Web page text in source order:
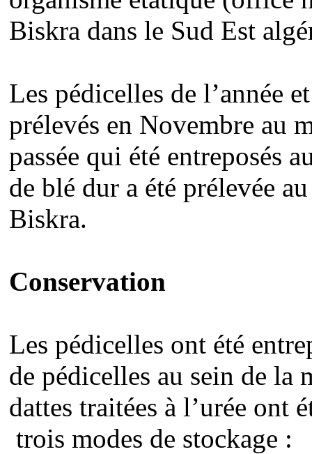
Biskra dans le Sud Est
Les pédicelles de l’année
prélevés en Novembre au
passée qui été entreposés
de blé dur a été prélevée
Biskra.
Conservation
Les pédicelles ont été
de pédicelles au sein de la
dattes traitées à l’urée ont
trois modes de stockage :